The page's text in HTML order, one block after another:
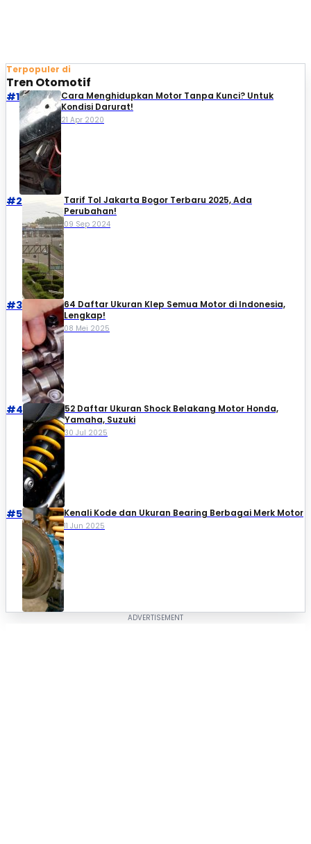
Terpopuler di
Tren Otomotif
#1
Cara Menghidupkan Motor Tanpa Kunci? Untuk
Kondisi Darurat!
21 Apr 2020
#2
Tarif Tol Jakarta Bogor Terbaru 2025, Ada
Perubahan!
09 Sep 2024
#3
64 Daftar Ukuran Klep Semua Motor di Indonesia,
Lengkap!
08 Mei 2025
#4
52 Daftar Ukuran Shock Belakang Motor Honda,
Yamaha, Suzuki​
30 Jul 2025
#5 Kenali Kode dan Ukuran Bearing Berbagai Merk Motor
11 Jun 2025